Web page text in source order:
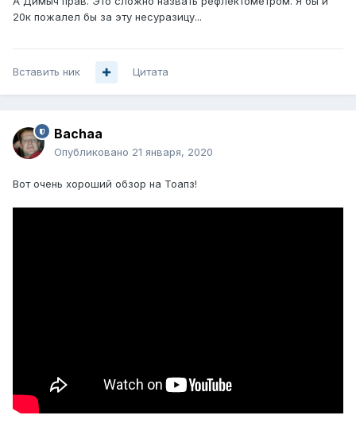
20к пожалел бы за эту несуразицу...
Вставить ник Цитата
Bachaa
Опубликовано 21 января, 2020
Вот очень хороший обзор на Тоапз!